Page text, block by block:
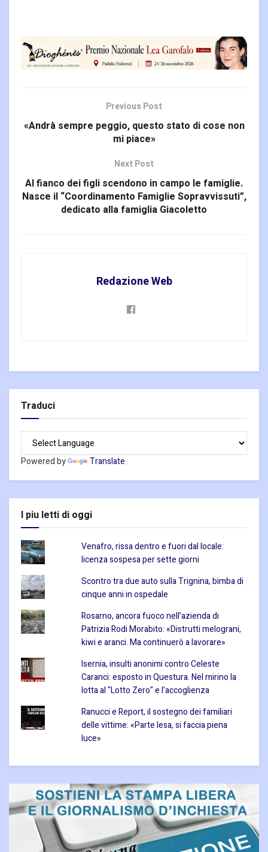
Previous Post
«Andrà sempre peggio, questo stato di cose non
mi piace»
Next Post
Al fianco dei figli scendono in campo le famiglie.
Nasce il “Coordinamento Famiglie Sopravvissuti”,
dedicato alla famiglia Giacoletto
Redazione Web
Traduci
Powered by Translate
I piu letti di oggi
Venafro, rissa dentro e fuori dal locale:
licenza sospesa per sette giorni
Scontro tra due auto sulla Trignina, bimba di
cinque anni in ospedale
Rosarno, ancora fuoco nell’azienda di
Patrizia Rodi Morabito: «Distrutti melograni,
kiwi e aranci. Ma continuerò a lavorare»
Isernia, insulti anonimi contro Celeste
Caranci: esposto in Questura. Nel mirino la
lotta al "Lotto Zero" e l’accoglienza
Ranucci e Report, il sostegno dei familiari
delle vittime: «Parte lesa, si faccia piena
luce»